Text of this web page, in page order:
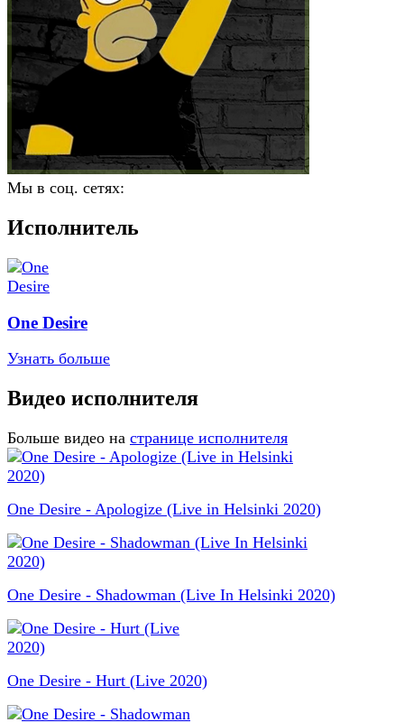
Мы в соц. сетях:
Исполнитель
One Desire
Узнать больше
Видео исполнителя
Больше видео на странице исполнителя
One Desire - Apologize (Live in Helsinki 2020)
One Desire - Shadowman (Live In Helsinki 2020)
One Desire - Hurt (Live 2020)